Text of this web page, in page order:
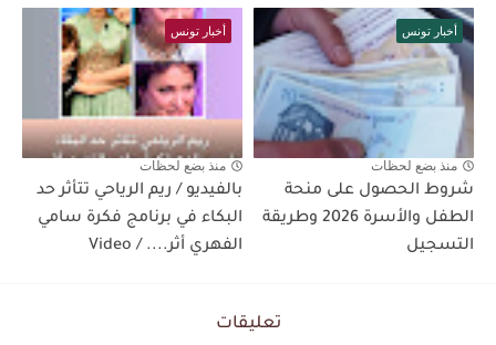
أخبار تونس
منذ بضع لحظات
شروط الحصول على منحة
الطفل والأسرة 2026 وطريقة
التسجيل
أخبار تونس
منذ بضع لحظات
بالفيديو / ريم الرياحي تتأثر حد
البكاء في برنامج فكرة سامي
الفهري أثر.... / Video
تعليقات